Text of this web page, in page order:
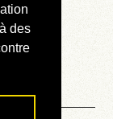
des